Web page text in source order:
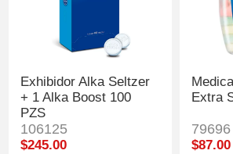
Exhibidor Alka Seltzer
+ 1 Alka Boost 100
PZS
106125
$245.00
Extra
79696
$87.00